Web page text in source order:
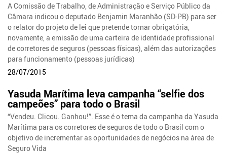
A Comissão de Trabalho, de Administração e Serviço Público da
Câmara indicou o deputado Benjamin Maranhão (SD-PB) para ser
o relator do projeto de lei que pretende tornar obrigatória,
novamente, a emissão de uma carteira de identidade profissional
de corretores de seguros (pessoas físicas), além das autorizações
para funcionamento (pessoas jurídicas)
28/07/2015
Yasuda Marítima leva campanha “selfie dos
campeões” para todo o Brasil
“Vendeu. Clicou. Ganhou!”. Esse é o tema da campanha da Yasuda
Marítima para os corretores de seguros de todo o Brasil com o
objetivo de incrementar as oportunidades de negócios na área de
Seguro Vida